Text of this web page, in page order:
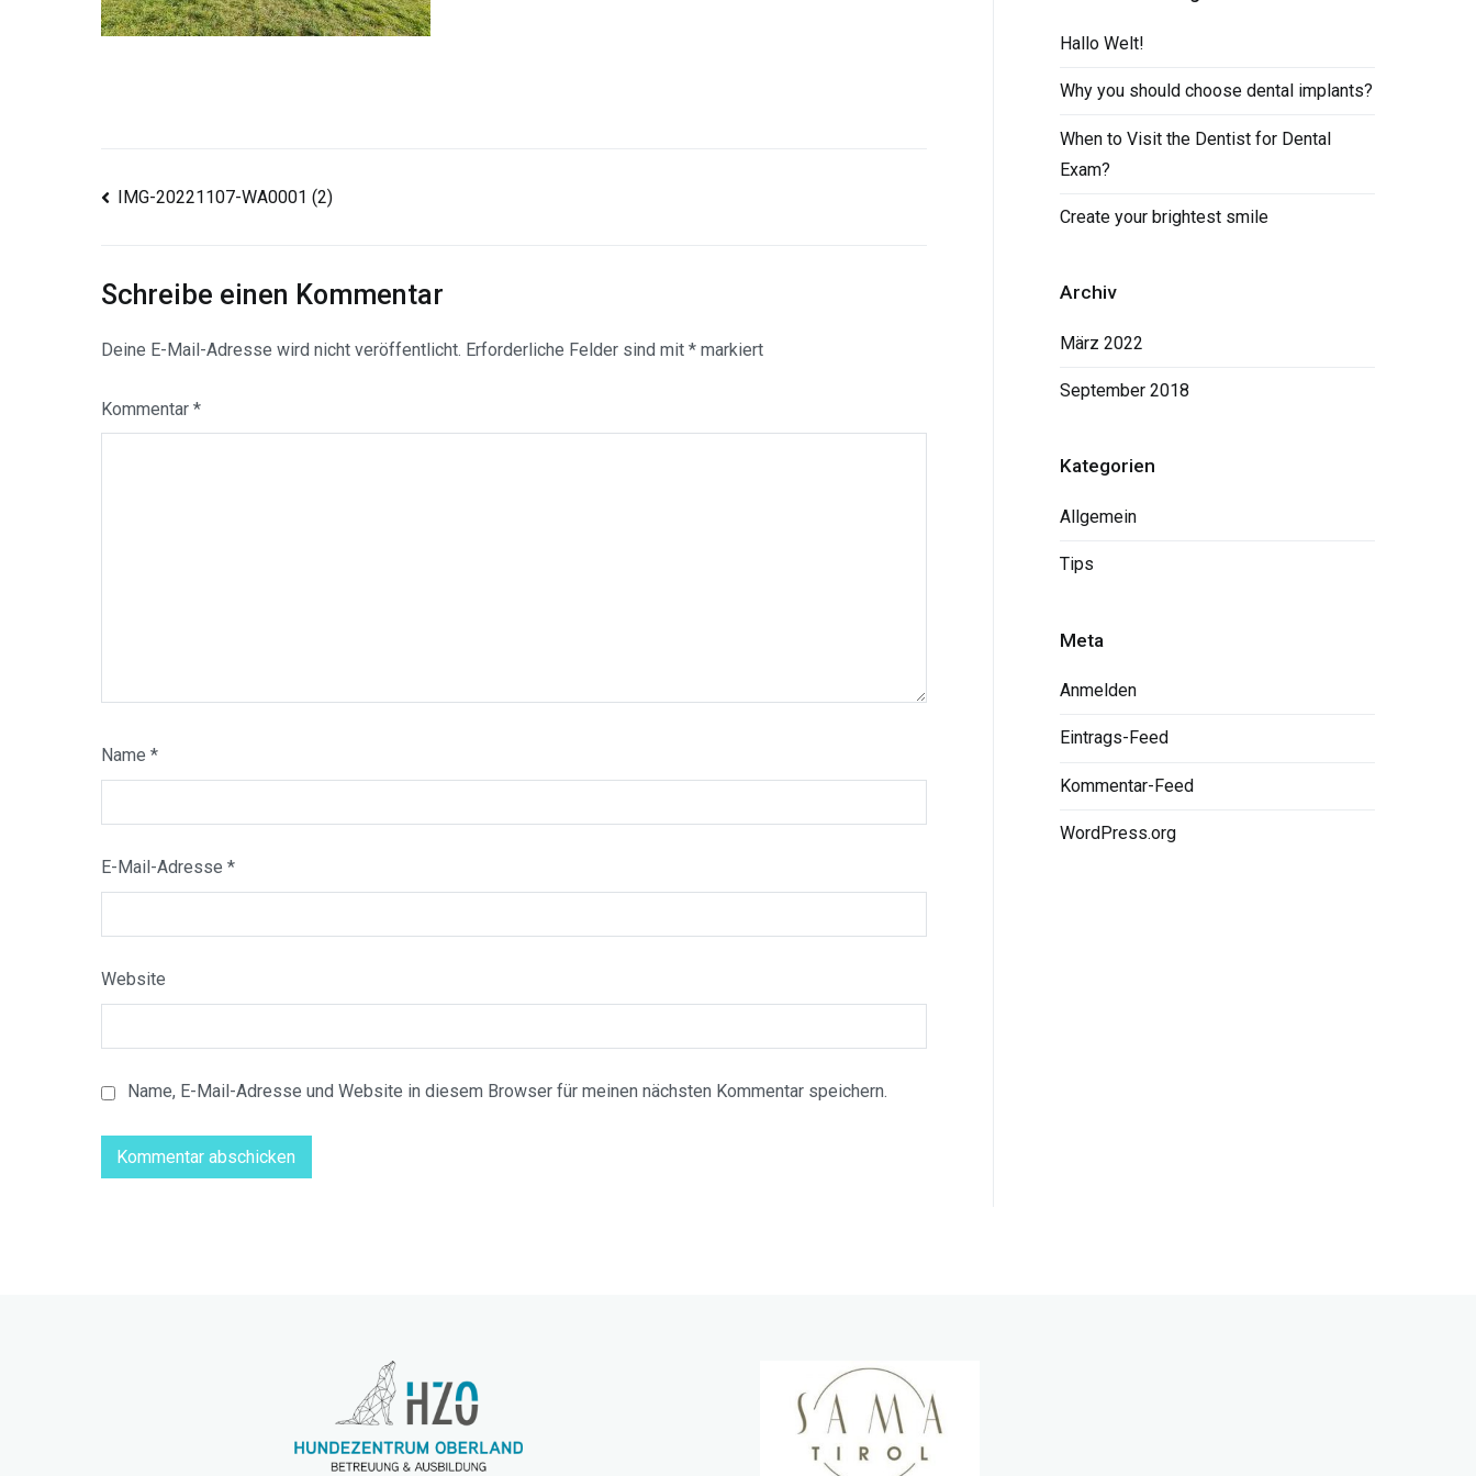
Beitragsnavigation
IMG-20221107-WA0001 (2)
Schreibe einen Kommentar
Deine E-Mail-Adresse wird nicht veröffentlicht. Erforderliche Felder sind mit * markiert
Kommentar *
Name *
E-Mail-Adresse *
Website
Name, E-Mail-Adresse und Website in diesem Browser für meinen nächsten Kommentar speichern.
Hallo Welt!
Why you should choose dental implants?
When to Visit the Dentist for Dental
Exam?
Create your brightest smile
Archiv
März 2022
September 2018
Kategorien
Allgemein
Tips
Meta
Anmelden
Eintrags-Feed
Kommentar-Feed
WordPress.org